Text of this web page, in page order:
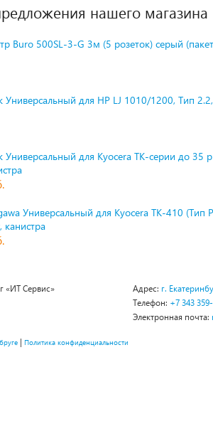
нашего магазина
Buro 500SL-3-G 3м (5 розеток) серый
Универсальный для HP LJ 1010/1200, Тип
Универсальный для Kyocera TK-серии до 35
Универсальный для Kyocera TK-410 (Тип
канистра
«ИТ Сервис» Адрес: г.
Телефон: +7 343
Электронная почта:
| Политика конфиденциальности